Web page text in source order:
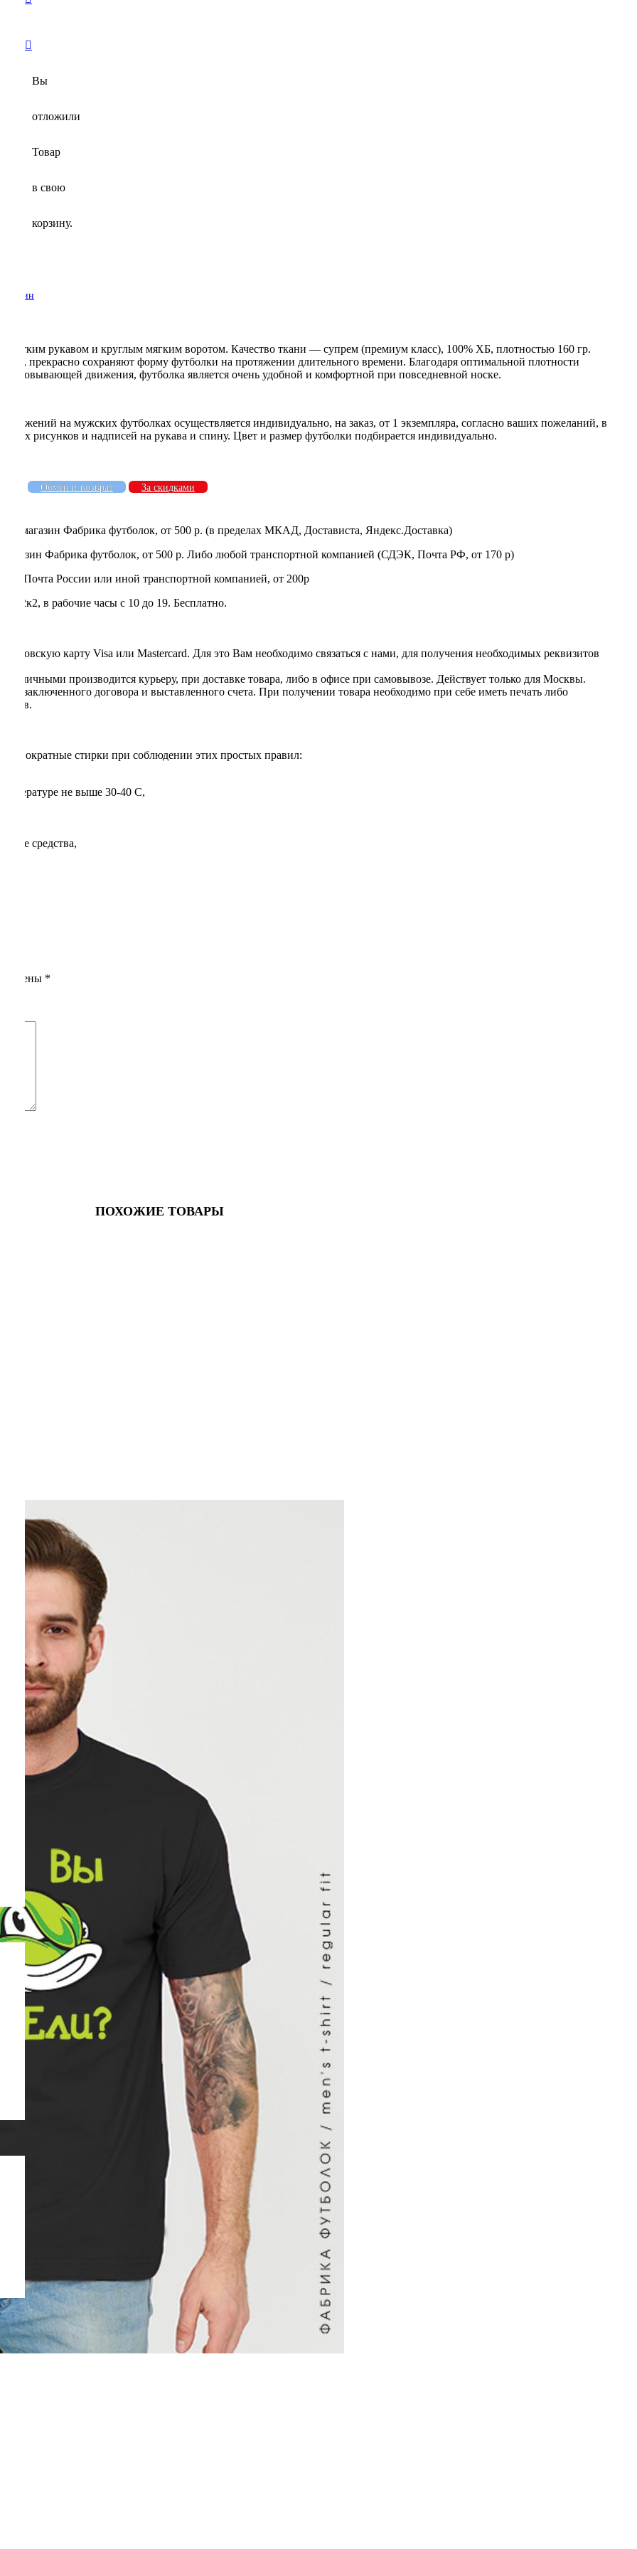
Вы
отложили
Товар
в свою
корзину.
мужчин
рукавом и круглым мягким воротом. Качество ткани — супрем (премиум класс), 100% ХБ, плотностью 160 гр.
прекрасно сохраняют форму футболки на протяжении длительного времени. Благодаря оптимальной плотности
сковывающей движения, футболка является очень удобной и комфортной при повседневной носке.
на мужских футболках осуществляется индивидуально, на заказ, от 1 экземпляра, согласно ваших пожеланий, в
рисунков и надписей на рукава и спину. Цвет и размер футболки подбирается индивидуально.
Обмен и возврат
За скидками
магазин Фабрика футболок, от 500 р. (в пределах МКАД, Достависта, Яндекс.Доставка)
Фабрика футболок, от 500 р. Либо любой транспортной компанией (СДЭК, Почта РФ, от 170 р)
Почта России или иной транспортной компанией, от 200р
в рабочие часы с 10 до 19. Бесплатно.
банковскую карту Visa или Mastercard. Для это Вам необходимо связаться с нами, для получения необходимых реквизитов
наличными производится курьеру, при доставке товара, либо в офисе при самовывозе. Действует только для Москвы.
заключенного договора и выставленного счета. При получении товара необходимо при себе иметь печать либо
стирки при соблюдении этих простых правил:
не выше 30-40 С,
средства,
*
ПОХОЖИЕ ТОВАРЫ